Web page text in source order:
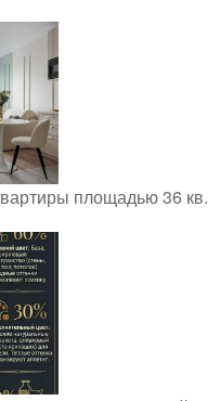
площадью 36 кв.